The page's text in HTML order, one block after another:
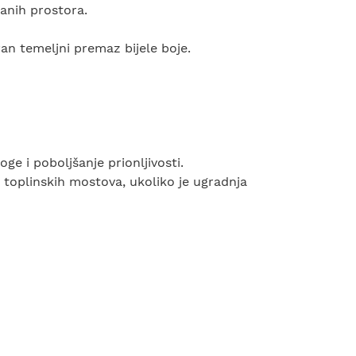
prostora.
temeljni premaz bijele boje.
i poboljšanje prionljivosti.
mostova, ukoliko je ugradnja